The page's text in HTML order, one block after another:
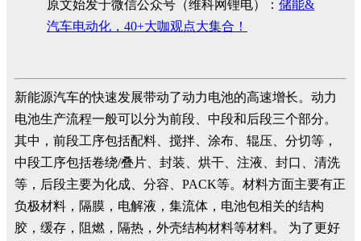
原文始发于微信公众号（维科网锂电）： 储能&
汽车电动化，40+大咖观点大集合！
新能源汽车的快速发展带动了动力电池的高速增长。动力
电池生产流程一般可以分为前段、中段和后段三个部分。
其中，前段工序包括配料、搅拌、涂布、辊压、分切等，
中段工序包括卷绕/叠片、封装、烘干、注液、封口、清洗
等，后段主要为化成、分容、PACK等。材料方面主要有正
负极材料，隔膜，电解液，集流体，电池包相关的结构
胶，缓存，阻燃，隔热，外壳结构材料等材料。 为了更好